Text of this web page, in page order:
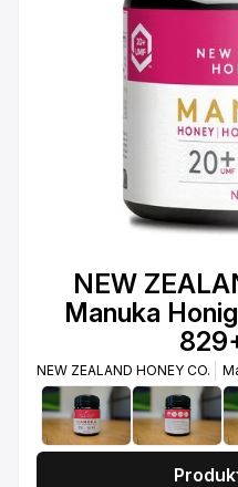
NEW ZEALAND
Lebensmittel
NEW ZEALAND
UMF 20+ MGO
NEW ZEALAND
Lebensmittel
NEW ZEALAND
UMF 24+ MGO
Lebensmittel
NEW ZEALAND
UMF 24+ MGO
NEW ZEALAND
Lebensmittel
NEW ZEALAND
NEW
Manuka
NEW ZEALAND HONEY CO.